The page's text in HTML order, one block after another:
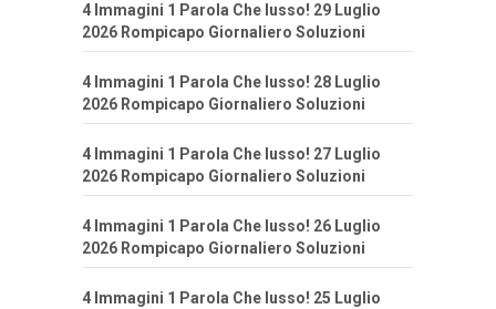
4 Immagini 1 Parola Che lusso! 29 Luglio
2026 Rompicapo Giornaliero Soluzioni
4 Immagini 1 Parola Che lusso! 28 Luglio
2026 Rompicapo Giornaliero Soluzioni
4 Immagini 1 Parola Che lusso! 27 Luglio
2026 Rompicapo Giornaliero Soluzioni
4 Immagini 1 Parola Che lusso! 26 Luglio
2026 Rompicapo Giornaliero Soluzioni
4 Immagini 1 Parola Che lusso! 25 Luglio